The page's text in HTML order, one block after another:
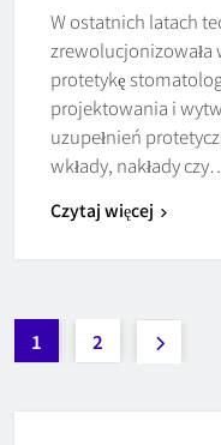
W ostatnich latach
protetykę
projektowania i
uzupełnień
wkłady, nakłady
Czytaj więcej
1 2